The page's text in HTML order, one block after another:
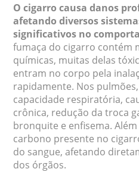
O cigarro causa danos
afetando diversos
significativos no
fumaça do cigarro contém
químicas, muitas delas
entram no corpo pela
rapidamente. Nos
capacidade respiratória,
crônica, redução da troca
bronquite e enfisema.
carbono presente no
do sangue, afetando
dos órgãos.